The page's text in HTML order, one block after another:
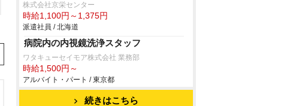
株式会社京栄センター
時給1,100円～1,375円
派遣社員 / 北海道
病院内の内視鏡洗浄スタッフ
ワタキューセイモア株式会社 業務部
時給1,500円～
アルバイト・パート / 東京都
続きはこちら